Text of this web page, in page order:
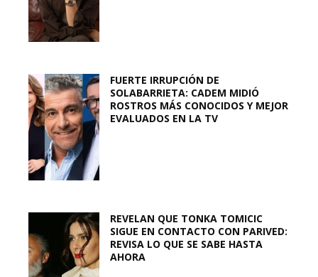
FUERTE IRRUPCIÓN DE
SOLABARRIETA: CADEM MIDIÓ
ROSTROS MÁS CONOCIDOS Y MEJOR
EVALUADOS EN LA TV
REVELAN QUE TONKA TOMICIC
SIGUE EN CONTACTO CON PARIVED:
REVISA LO QUE SE SABE HASTA
AHORA